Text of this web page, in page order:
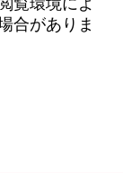
覧環境によ
合がありま